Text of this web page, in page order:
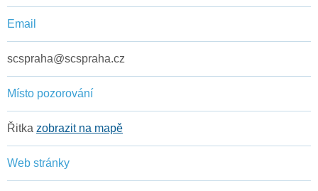
Email
scspraha@scspraha.cz
Místo pozorování
Řitka zobrazit na mapě
Web stránky